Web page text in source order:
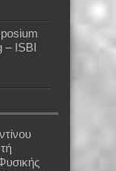
– ISBI